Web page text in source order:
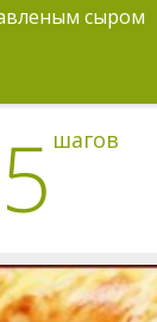
сыром
5 шагов